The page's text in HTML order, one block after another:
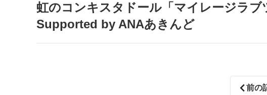
虹のコンキスタドール「マイレージラブ
Supported by ANAあきんど
前の